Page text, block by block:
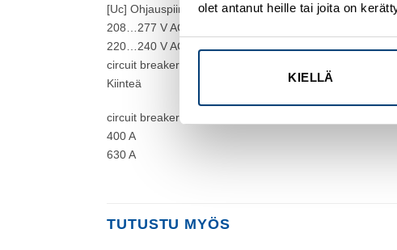
olet antanut heille tai joita on
KIELLÄ
[Uc] Ohjauspiirin jännite
208…277 V AC 60 Hz
220…240 V AC 50/60 Hz
circuit breaker mounting mode
Kiinteä
circuit breaker frame rated current
400 A
630 A
TUTUSTU MYÖS